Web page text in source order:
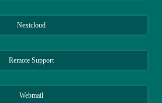
Nextcloud
Remote Support
Webmail